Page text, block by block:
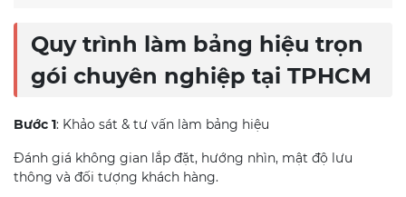
Quy trình làm bảng hiệu trọn
gói chuyên nghiệp tại TPHCM
Bước 1: Khảo sát & tư vấn làm bảng hiệu
Đánh giá không gian lắp đặt, hướng nhìn, mật độ lưu
thông và đối tượng khách hàng.